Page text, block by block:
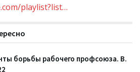
playlist?list…
борьбы рабочего профсоюза. В.